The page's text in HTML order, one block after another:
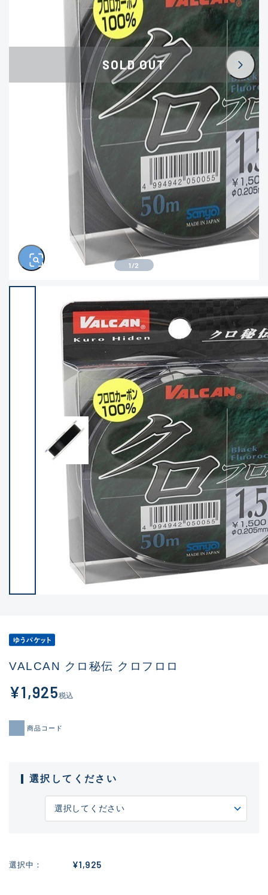
かなり使用感があり、全体的
に目立つ傷が多い品
D
著しく状態が悪いが使用はで
きるもの、改造品も含む
※ルアー、エギ、雑品、その他につきましては
ランク表記はございません。 状態は写真にて
ご確認ください。
SOLD OUT
1 /2
VALCAN クロ秘伝 クロフロロ
¥1,925税込
商品コード
選択してください
選択中 ¥1,925